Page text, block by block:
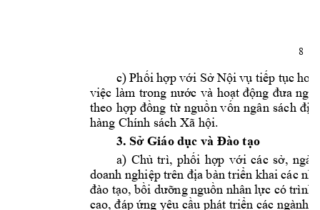
8
c) Phối hợp với Sở Nội vụ tiếp tục
việc làm trong nước và hoạt động đưa
theo hợp đồng từ nguồn vốn ngân sách địa
hàng Chính sách Xã hội.
3. Sở Giáo dục và Đào tạo
a) Chủ trì, phối hợp với các sở,
doanh nghiệp trên địa bàn triển khai các
đào tạo, bồi dưỡng nguồn nhân lực có trình
cao, đáp ứng yêu cầu phát triển các ngành,